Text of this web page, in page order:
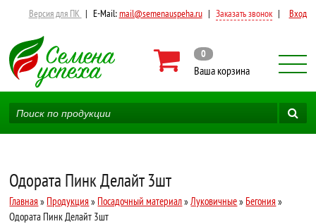
Версия для ПК | E-Mail:mail@semenauspeha.ru | Заказать звонок | Вход
0
Ваша корзина
Одората Пинк Делайт 3шт
Главная » Продукция » Посадочный материал» Луковичные» Бегония »
Одората Пинк Делайт 3шт